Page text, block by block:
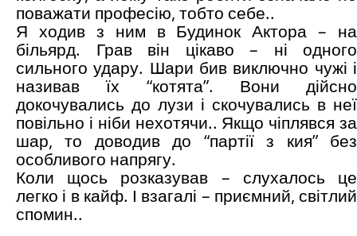
поважати професію, тобто себе..
Я ходив з ним в Будинок Актора – на
більярд. Грав він цікаво – ні одного
сильного удару. Шари бив виключно чужі і
називав їх “котята”. Вони дійсно
докочувались до лузи і скочувались в неї
повільно і ніби нехотячи.. Якщо чіплявся за
шар, то доводив до “партії з кия” без
особливого напрягу.
Коли щось розказував – слухалось це
легко і в кайф. І взагалі – приємний, світлий
спомин..